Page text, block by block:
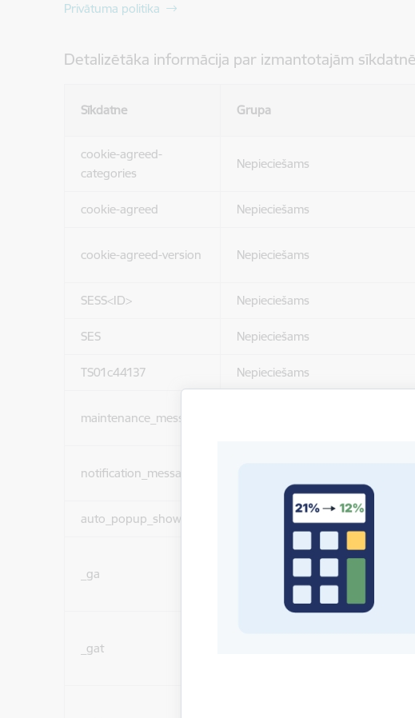
Privātuma politika
Detalizētāka informācija par izmantotajām
Sīkdatne Grupa
cookie-agreed-
categories
Nepieciešams
cookie-agreed Nepieciešams
cookie-agreed-version Nepieciešams
SESS<ID> Nepieciešams
SES Nepieciešams
TS01c44137 Nepieciešams
maintenance_message
notification_messages
auto_popup_showed Nepieciešams
_ga
Statistikas sīkdatnes
lai uzlabotu vietnes darbību un
_gat